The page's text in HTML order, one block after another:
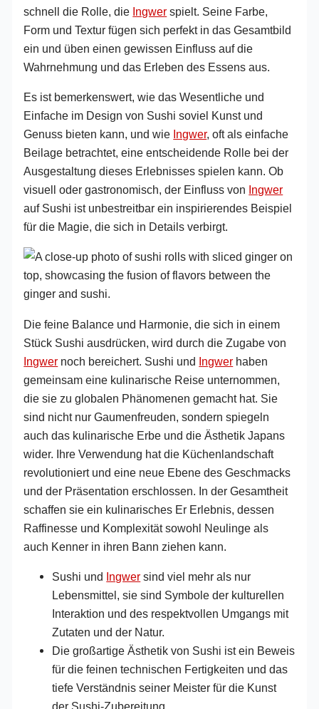
schnell die Rolle, die Ingwer spielt. Seine Farbe,
Form und Textur fügen sich perfekt in das Gesamtbild
ein und üben einen gewissen Einfluss auf die
Wahrnehmung und das Erleben des Essens aus.
Es ist bemerkenswert, wie das Wesentliche und
Einfache im Design von Sushi soviel Kunst und
Genuss bieten kann, und wie Ingwer, oft als einfache
Beilage betrachtet, eine entscheidende Rolle bei der
Ausgestaltung dieses Erlebnisses spielen kann. Ob
visuell oder gastronomisch, der Einfluss von Ingwer
auf Sushi ist unbestreitbar ein inspirierendes Beispiel
für die Magie, die sich in Details verbirgt.
Die feine Balance und Harmonie, die sich in einem
Stück Sushi ausdrücken, wird durch die Zugabe von
Ingwer noch bereichert. Sushi und Ingwer haben
gemeinsam eine kulinarische Reise unternommen,
die sie zu globalen Phänomenen gemacht hat. Sie
sind nicht nur Gaumenfreuden, sondern spiegeln
auch das kulinarische Erbe und die Ästhetik Japans
wider. Ihre Verwendung hat die Küchenlandschaft
revolutioniert und eine neue Ebene des Geschmacks
und der Präsentation erschlossen. In der Gesamtheit
schaffen sie ein kulinarisches Er Erlebnis, dessen
Raffinesse und Komplexität sowohl Neulinge als
auch Kenner in ihren Bann ziehen kann.
Sushi und Ingwer sind viel mehr als nur
Lebensmittel, sie sind Symbole der kulturellen
Interaktion und des respektvollen Umgangs mit
Zutaten und der Natur.
Die großartige Ästhetik von Sushi ist ein Beweis
für die feinen technischen Fertigkeiten und das
tiefe Verständnis seiner Meister für die Kunst
der Sushi-Zubereitung.